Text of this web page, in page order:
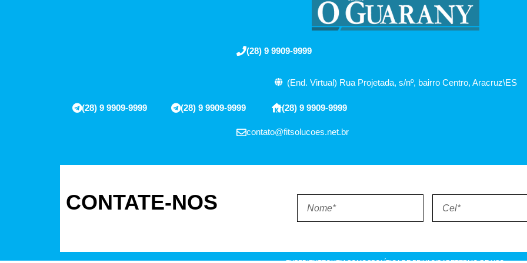
(28) 9 9909-9999
(End. Virtual) Rua Projetada, s/nº, bairro Centro, Aracruz\ES
(28) 9 9909-9999 (28) 9 9909-9999 (28) 9 9909-9999
contato@fitsolucoes.net.br
CONTATE-NOS